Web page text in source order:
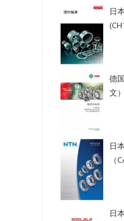
日
德
文
日
（
日